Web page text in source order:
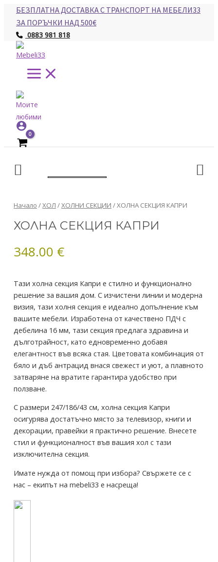
content
БЕЗПЛАТНА ДОСТАВКА С ТРАНСПОРТ НА МЕБЕЛИ33
ЗА ПОРЪЧКИ НАД 500€
0883 981 818
Main
Menu
Начало /ХОЛ /ХОЛНИ СЕКЦИИ / ХОЛНА СЕКЦИЯ КАПРИ
ХОЛНА СЕКЦИЯ КАПРИ
348.00 €
Тази холна секция Капри е стилно и функционално
решение за вашия дом. С изчистени линии и модерна
визия, тази холня секция е идеално допълнение към
вашите мебели. Изработена от качествено ПДЧ с
дебелина 16 мм, тази секция предлага здравина и
дълготрайност, като едновременно добавя
елегантност във всяка стая. Цветовата комбинация от
бяло и дъб антрацид внася свежест и уют, а плавното
затваряне на вратите гарантира удобство при
ползване.
С размери 247/186/43 см, холна секция Капри
осигурява достатъчно място за телевизор, книги и
декорации, правейки я практично решение. Внесете
стил и функционалност във вашия хол с тази
изключителна секция.
Имате нужда от помощ при избора? Свържете се с
нас – екипът на mebeli33 е насреща!
количество
ХОЛНА
КАПРИ